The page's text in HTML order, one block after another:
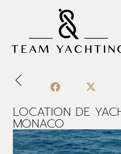
LOCATION DE
MONACO